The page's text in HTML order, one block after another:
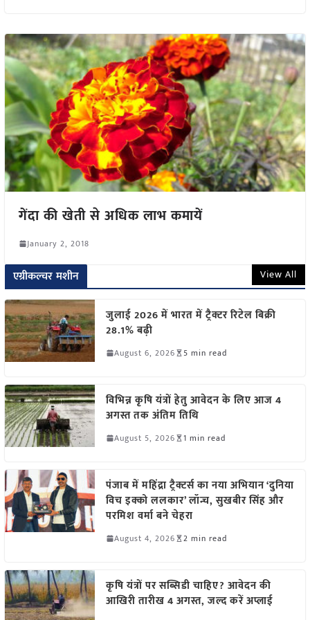
गेंदा की खेती से अधिक लाभ कमायें
January 2, 2018
एग्रीकल्चर मशीन View All
जुलाई 2026 में भारत में ट्रैक्टर रिटेल बिक्री
28.1% बढ़ी
August 6, 2026 5 min read
विभिन्न कृषि यंत्रों हेतु आवेदन के लिए आज 4
अगस्त तक अंतिम तिथि
August 5, 2026 1 min read
पंजाब में महिंद्रा ट्रैक्टर्स का नया अभियान ‘दुनिया
विच इक्को ललकार’ लॉन्च, सुखबीर सिंह और
परमिश वर्मा बने चेहरा
August 4, 2026 2 min read
कृषि यंत्रों पर सब्सिडी चाहिए? आवेदन की
आखिरी तारीख 4 अगस्त, जल्द करें अप्लाई